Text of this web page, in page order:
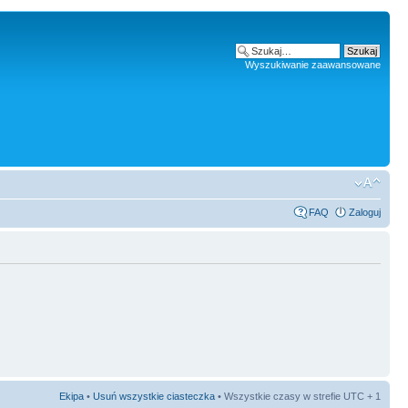
Wyszukiwanie zaawansowane
FAQ Zaloguj
Ekipa • Usuń wszystkie ciasteczka • Wszystkie czasy w strefie UTC + 1